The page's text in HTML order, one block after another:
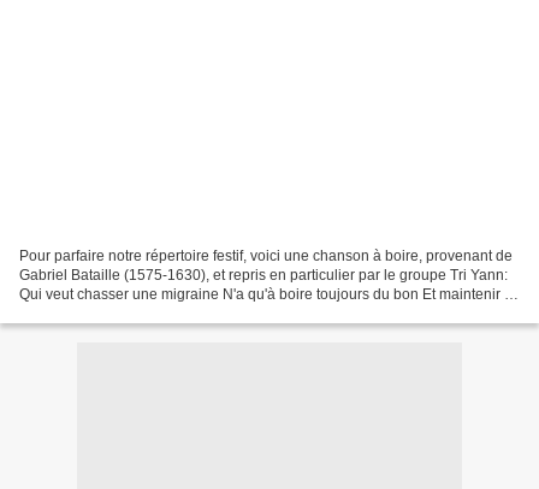
Pour parfaire notre répertoire festif, voici une chanson à boire, provenant de
Gabriel Bataille (1575-1630), et repris en particulier par le groupe Tri Yann:
Qui veut chasser une migraine N'a qu'à boire toujours du bon Et maintenir la